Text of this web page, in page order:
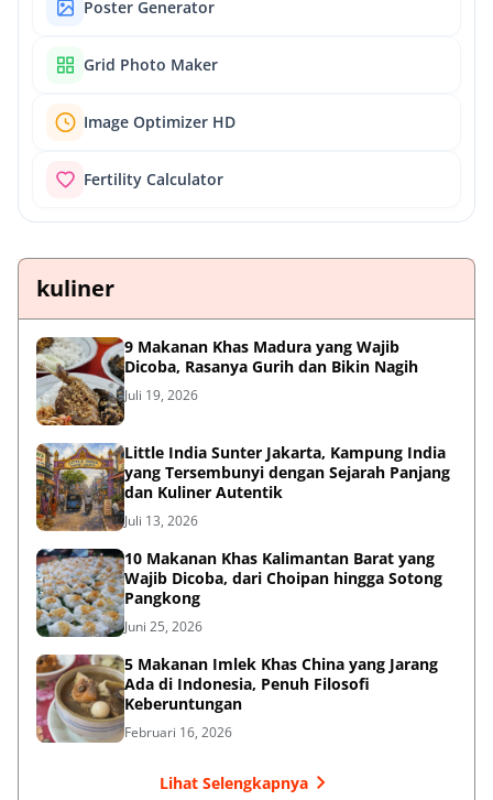
Poster Generator
Grid Photo Maker
Image Optimizer HD
Fertility Calculator
kuliner
9 Makanan Khas Madura yang Wajib
Dicoba, Rasanya Gurih dan Bikin Nagih
Juli 19, 2026
Little India Sunter Jakarta, Kampung India
yang Tersembunyi dengan Sejarah Panjang
dan Kuliner Autentik
Juli 13, 2026
10 Makanan Khas Kalimantan Barat yang
Wajib Dicoba, dari Choipan hingga Sotong
Pangkong
Juni 25, 2026
5 Makanan Imlek Khas China yang Jarang
Ada di Indonesia, Penuh Filosofi
Keberuntungan
Februari 16, 2026
Lihat Selengkapnya